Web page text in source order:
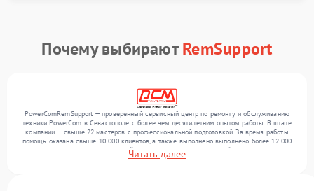
Почему выбираютRemSupport
PowerComRemSupport — проверенный сервисный центр по ремонту и обслуживанию
техники PowerCom в Севастополе с более чем десятилетним опытом работы. В штате
компании — свыше 22 мастеров с профессиональной подготовкой. За время работы
помощь оказана свыше 10 000 клиентов, а также выполнено выполнено более 12 000
ремонтов. Ежемесячно в сервисный центр поступает от 300 устройств, включая , , . Мы
выполняем ремонт различного уровня сложности и предлагаем стабильный уровень
Читать далее